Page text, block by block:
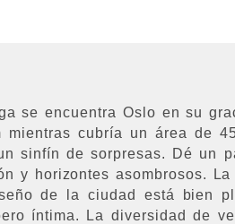
se encuentra Oslo en su
cubría un área de
sinfín de sorpresas. Dé un
y horizontes asombrosos.
de la ciudad está bien
íntima. La diversidad de